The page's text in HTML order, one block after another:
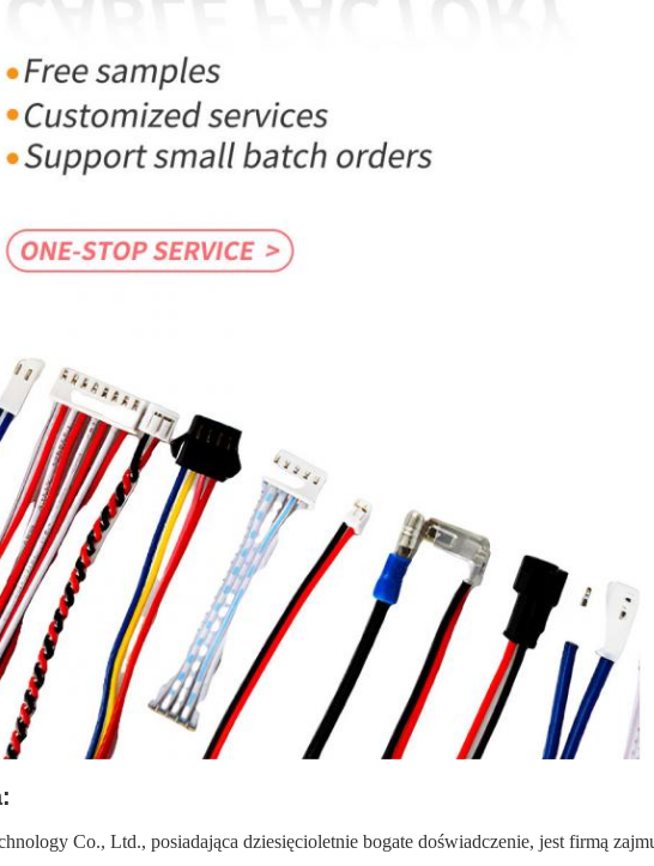
Co., Ltd., posiadająca dziesięcioletnie bogate doświadczenie, jest firmą